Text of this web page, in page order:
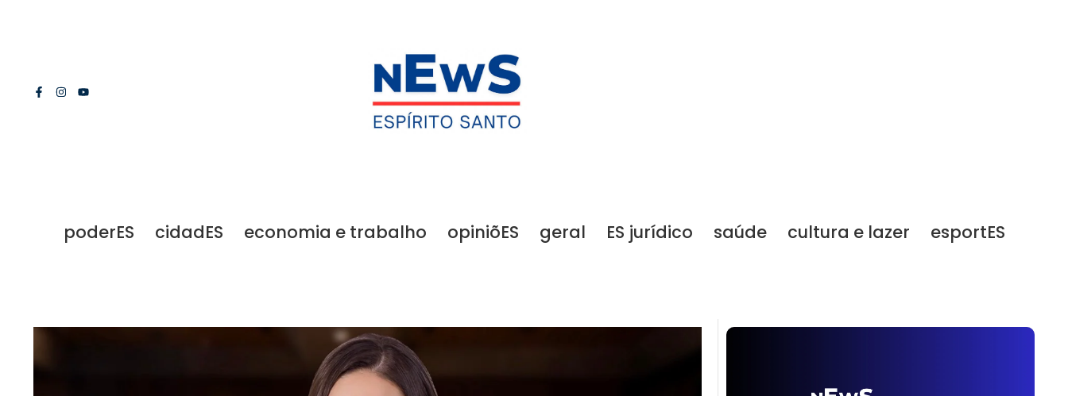
poderES cidadES economia e trabalho opiniõES geral ES jurídico saúde cultura e lazer esportES